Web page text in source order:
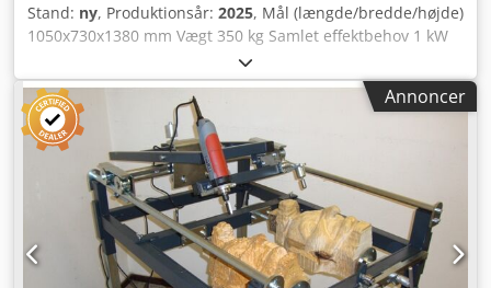
Stand: ny, Produktionsår: 2025, Mål (længde/bredde/højde)
1050x730x1380 mm Vægt 350 kg Samlet effektbehov 1 kW
Hjørnekopierfræser CORNERMAX DELUXE - Kanttykkelse
min.– max. 0,4 - 3 mm Dcodpjvz Excsfx Ai Ssk -
Emnetykkelse min.– max. 5 –50 mm - Motoromdrejningstal
31.000 o/min - Motoreffekt 0,75 kW - Elektricitet 230 V / 50
Hz - Arbejdstryk 6 bar - Pneumatisk emneholder -
Spændetang Ø 6 mm - Inkl. HM-radiusfræser - Inkl.
polerenhed - Mål L=1050, B=730, H=1380 mm - Vægt 350 kg
Annoncer